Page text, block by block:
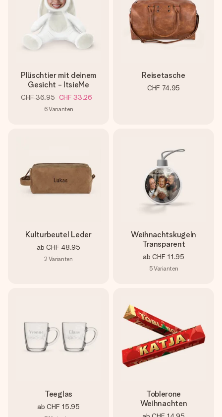
Plüschtier mit deinem
Gesicht - ItsieMe
CHF 36.95 CHF 33.26
6Varianten
Reisetasche
CHF 74.95
Kulturbeutel Leder
ab CHF 48.95
2 Varianten
Weihnachtskugeln
Transparent
ab CHF 11.95
5Varianten
Teeglas
ab CHF 15.95
Toblerone
Weihnachten